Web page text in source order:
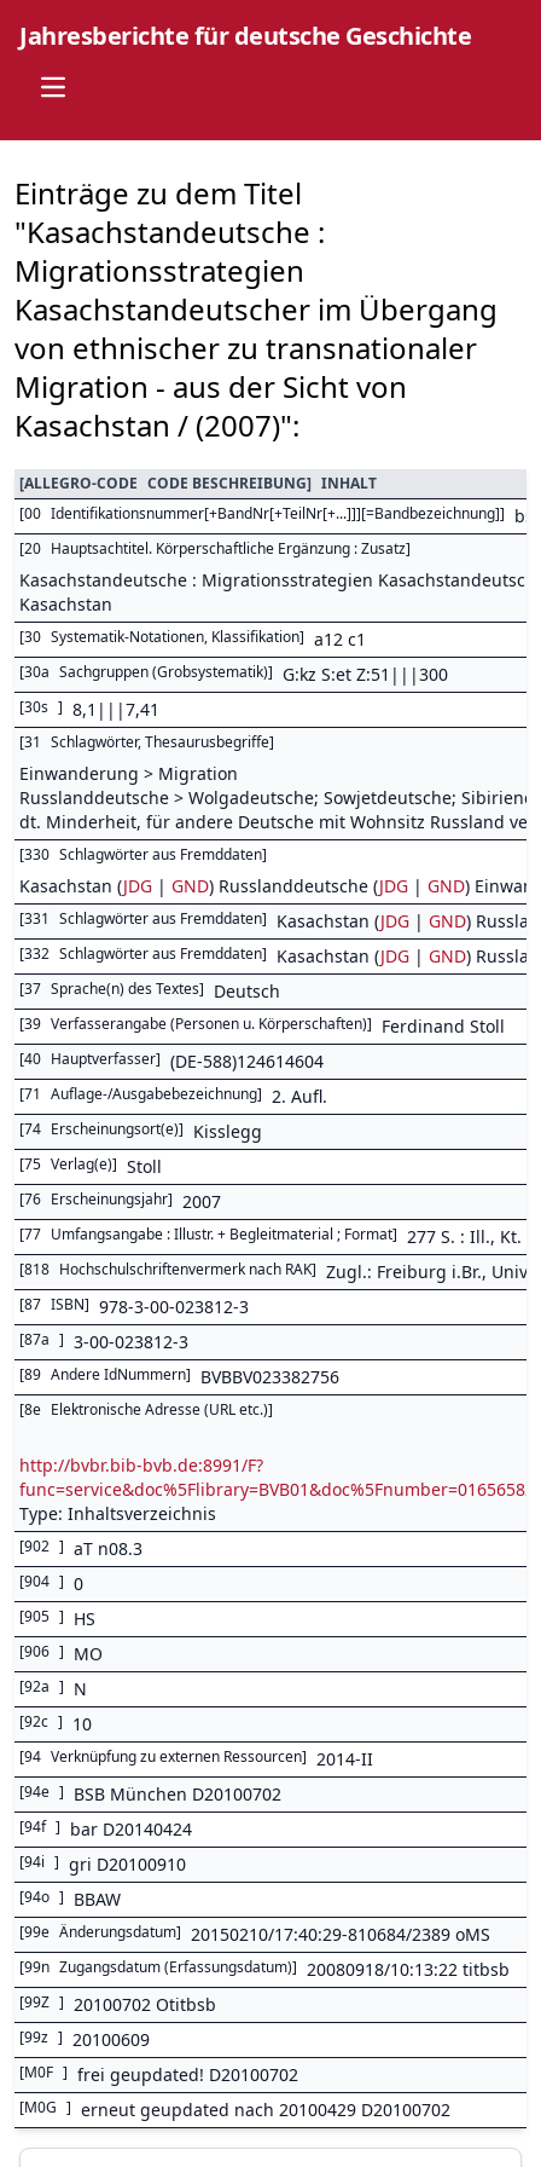
Jahresberichte für deutsche Geschichte
Open main menu
Einträge zu dem Titel
"Kasachstandeutsche :
Migrationsstrategien
Kasachstandeutscher im Übergang
von ethnischer zu transnationaler
Migration - aus der Sicht von
Kasachstan / (2007)":
[ALLEGRO-CODE CODE BESCHREIBUNG] INHALT
[00 Identifikationsnummer[+BandNr[+TeilNr[+...]]][=Bandbezeichnung]]
[20 Hauptsachtitel. Körperschaftliche Ergänzung : Zusatz]
Kasachstandeutsche : Migrationsstrategien
Kasachstan
[30 Systematik-Notationen, Klassifikation] a12 c1
[30a Sachgruppen (Grobsystematik)] G:kz S:et Z:51|||300
[30s ] 8,1|||7,41
[31 Schlagwörter, Thesaurusbegriffe]
Einwanderung > Migration
Russlanddeutsche > Wolgadeutsche; Sowjetdeutsche;
dt. Minderheit, für andere Deutsche mit Wohnsitz Russland
[330 Schlagwörter aus Fremddaten]
Kasachstan (JDG | GND) Russlanddeutsche (JDG | GND)
[331 Schlagwörter aus Fremddaten] Kasachstan (JDG | GND)
[332 Schlagwörter aus Fremddaten] Kasachstan (JDG | GND)
[37 Sprache(n) des Textes] Deutsch
[39 Verfasserangabe (Personen u. Körperschaften)] Ferdinand Stoll
[40 Hauptverfasser] (DE-588)124614604
[71 Auflage-/Ausgabebezeichnung] 2. Aufl.
[74 Erscheinungsort(e)] Kisslegg
[75 Verlag(e)] Stoll
[76 Erscheinungsjahr] 2007
[77 Umfangsangabe : Illustr. + Begleitmaterial ; Format] 277 S. : Ill., Kt.
[818 Hochschulschriftenvermerk nach RAK] Zugl.: Freiburg i.Br., Univ.,
[87 ISBN] 978-3-00-023812-3
[87a ] 3-00-023812-3
[89 Andere IdNummern] BVBBV023382756
[8e Elektronische Adresse (URL etc.)]
http://bvbr.bib-bvb.de:8991/F?
Type: Inhaltsverzeichnis
[902 ] aT n08.3
[904 ] 0
[905 ] HS
[906 ] MO
[92a ] N
[92c ] 10
[94 Verknüpfung zu externen Ressourcen] 2014-II
[94e ] BSB München D20100702
[94f ] bar D20140424
[94i ] gri D20100910
[94o ] BBAW
[99e Änderungsdatum] 20150210/17:40:29-810684/2389 oMS
[99n Zugangsdatum (Erfassungsdatum)] 20080918/10:13:22 titbsb
[99Z ] 20100702 Otitbsb
[99z ] 20100609
[M0F ] frei geupdated! D20100702
[M0G ] erneut geupdated nach 20100429 D20100702